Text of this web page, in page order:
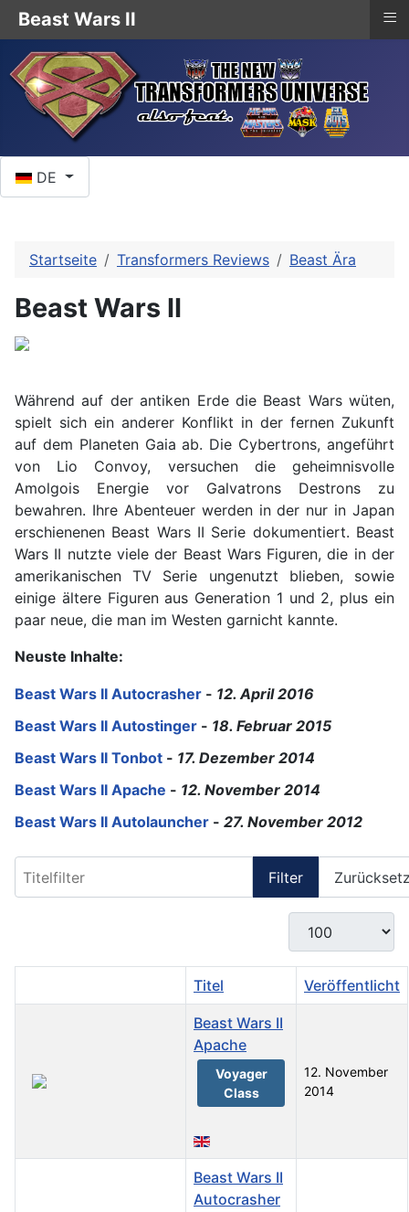
DE
Startseite Transformers Reviews Beast Ära
Beast Wars II
Während auf der antiken Erde die Beast Wars wüten,
spielt sich ein anderer Konflikt in der fernen Zukunft
auf dem Planeten Gaia ab. Die Cybertrons, angeführt
von Lio Convoy, versuchen die geheimnisvolle
Amolgois Energie vor Galvatrons Destrons zu
bewahren. Ihre Abenteuer werden in der nur in Japan
erschienenen Beast Wars II Serie dokumentiert. Beast
Wars II nutzte viele der Beast Wars Figuren, die in der
amerikanischen TV Serie ungenutzt blieben, sowie
einige ältere Figuren aus Generation 1 und 2, plus ein
paar neue, die man im Westen garnicht kannte.
Neuste Inhalte:
Beast Wars II Autocrasher - 12. April 2016
Beast Wars II Autostinger - 18. Februar 2015
Beast Wars II Tonbot - 17. Dezember 2014
Beast Wars II Apache - 12. November 2014
Beast Wars II Autolauncher - 27. November 2012
Filter
Anzeige #
Titel Veröffentlicht
Beast Wars II
Apache
Voyager
Class
12. November
2014
Beast Wars II
Autocrasher
Beast Wars II ≡